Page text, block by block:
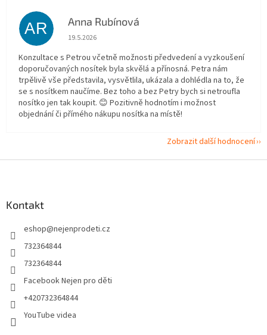
AR Anna Rubínová
Hodnocení obchodu je 5 z 5 hvězdiček.
19.5.2026
Konzultace s Petrou včetně možnosti předvedení a vyzkoušení
doporučovaných nosítek byla skvělá a přínosná. Petra nám
trpělivě vše představila, vysvětlila, ukázala a dohlédla na to, že
se s nosítkem naučíme. Bez toho a bez Petry bych si netroufla
nosítko jen tak koupit. 😊 Pozitivně hodnotím i možnost
objednání či přímého nákupu nosítka na místě!
Zobrazit další hodnocení
Kontakt
eshop@nejenprodeti.cz
732364844
732364844
Facebook Nejen pro děti
+420732364844
YouTube videa